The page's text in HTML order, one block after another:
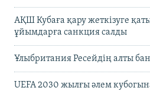
АҚШ Кубаға қару жеткізуге
ұйымдарға санкция салды
Ұлыбритания Ресейдің алты
UEFA 2030 жылғы әлем